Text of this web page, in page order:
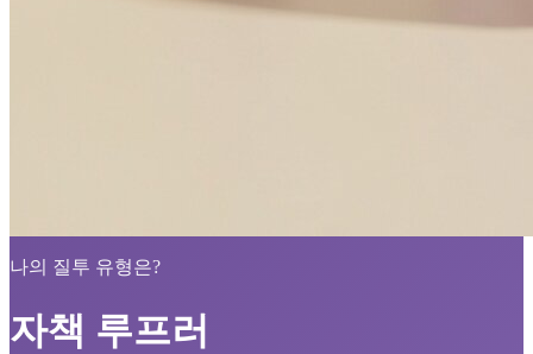
나의 질투 유형은?
자책 루프러